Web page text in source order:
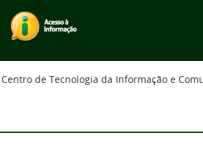
Centro de Tecnologia da Informação e